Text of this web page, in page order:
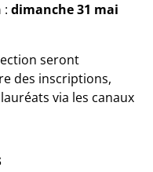
:dimanche 31 mai
seront
des inscriptions,
via les canaux